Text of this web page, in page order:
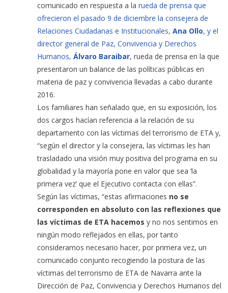
comunicado en respuesta a la rueda de prensa que
ofrecieron el pasado 9 de diciembre la consejera de
Relaciones Ciudadanas e Institucionales,Ana Ollo, y el
director general de Paz, Convivencia y Derechos
Humanos,Álvaro Baraibar, rueda de prensa en la que
presentaron un balance de las políticas públicas en
materia de paz y convivencia llevadas a cabo durante
2016.
Los familiares han señalado que, en su exposición, los
dos cargos hacían referencia a la relación de su
departamento con las víctimas del terrorismo de ETA y,
“según el director y la consejera, las víctimas les han
trasladado una visión muy positiva del programa en su
globalidad y la mayoría pone en valor que sea ‘la
primera vez’ que el Ejecutivo contacta con ellas”.
Según las víctimas, “estas afirmaciones no se
corresponden en absoluto con las reflexiones que
las víctimas de ETA hacemosy no nos sentimos en
ningún modo reflejados en ellas, por tanto
consideramos necesario hacer, por primera vez, un
comunicado conjunto recogiendo la postura de las
víctimas del terrorismo de ETA de Navarra ante la
Dirección de Paz, Convivencia y Derechos Humanos del